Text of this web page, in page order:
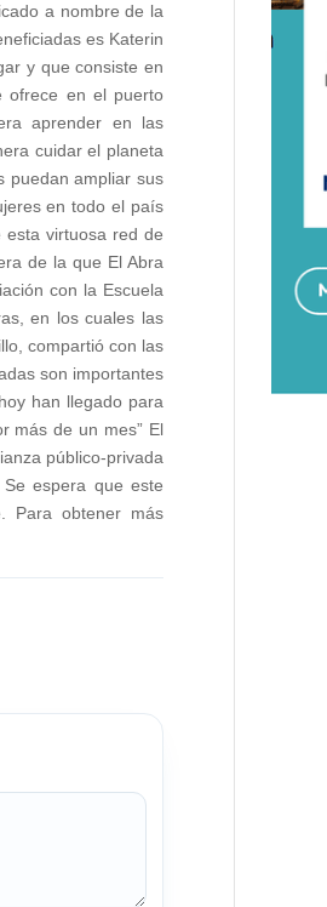
a nombre de la
es Katerin
y que consiste en
ofrece en el puerto
aprender en las
cuidar el planeta
puedan ampliar sus
en todo el país
virtuosa red de
de la que El Abra
con la Escuela
en los cuales las
compartió con las
son importantes
han llegado para
más de un mes” El
público-privada
espera que este
Para obtener más